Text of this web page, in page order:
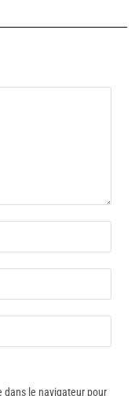
dans le navigateur pour